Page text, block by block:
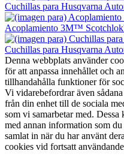
Cuchillas para Husqvarna
Acoplamiento 3M™
Cuchillas para Husqvarna
Denna webbplats använder
för att anpassa innehållet och
tillhandahålla funktioner för
Vi vidarebefordrar även
från din enhet till de sociala
som vi samarbetar med.
med annan information som
samlat in när du har använt
cookies vid fortsatt